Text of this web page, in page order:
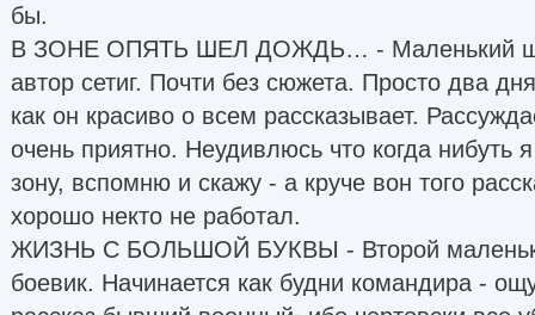
бы.
В ЗОНЕ ОПЯТЬ ШЕЛ ДОЖДЬ… - Маленький
автор сетиг. Почти без сюжета. Просто два
как он красиво о всем рассказывает.
очень приятно. Неудивлюсь что когда нибуть
зону, вспомню и скажу - а круче вон того
хорошо некто не работал.
ЖИЗНЬ С БОЛЬШОЙ БУКВЫ - Второй
боевик. Начинается как будни командира -